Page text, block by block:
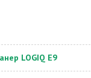
LOGIQ E9